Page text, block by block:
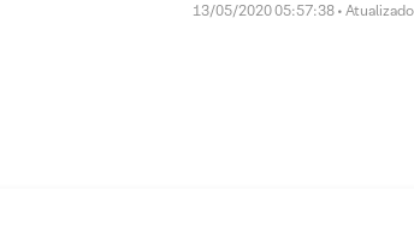
13/05/2020 05:57:38 •